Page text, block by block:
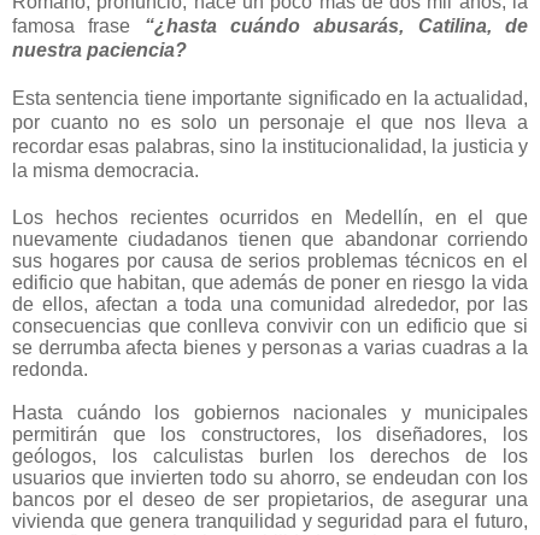
famosa frase “¿hasta cuándo abusarás, Catilina, de
nuestra paciencia?
Esta sentencia tiene importante significado en la actualidad,
por cuanto no es solo un personaje el que nos lleva a
recordar esas palabras, sino la institucionalidad, la justicia y
la misma democracia.
Los hechos recientes ocurridos en Medellín, en el que
nuevamente ciudadanos tienen que abandonar corriendo
sus hogares por causa de serios problemas técnicos en el
edificio que habitan, que además de poner en riesgo la vida
de ellos, afectan a toda una comunidad alrededor, por las
consecuencias que conlleva convivir con un edificio que si
se derrumba afecta bienes y personas a varias cuadras a la
redonda.
Hasta cuándo los gobiernos nacionales y municipales
permitirán que los constructores, los diseñadores, los
geólogos, los calculistas burlen los derechos de los
usuarios que invierten todo su ahorro, se endeudan con los
bancos por el deseo de ser propietarios, de asegurar una
vivienda que genera tranquilidad y seguridad para el futuro,